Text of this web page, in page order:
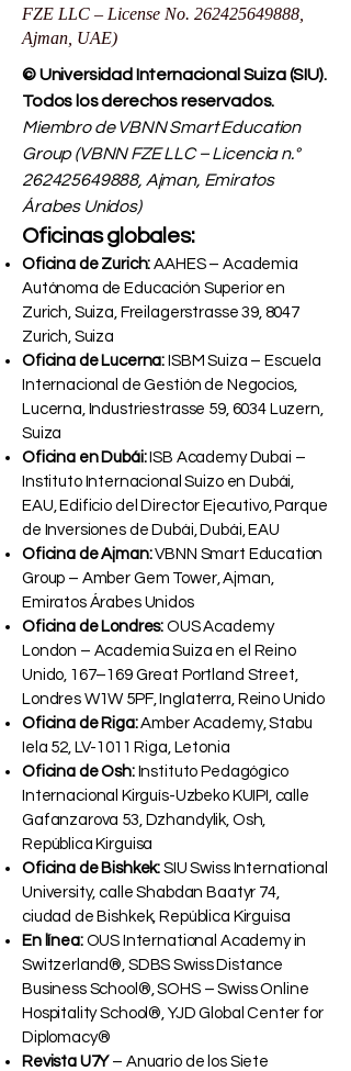
FZE LLC – License No. 262425649888
Ajman, UAE)
© Universidad Internacional Suiza (SIU).
Todos los derechos reservados.
Miembro de VBNN Smart Education
Group (VBNN FZE LLC – Licencia n.°
262425649888, Ajman, Emiratos
Árabes Unidos)
Oficinas globales:
Oficina de Zurich: AAHES – Academia
Autónoma de Educación Superior en
Zurich, Suiza, Freilagerstrasse 39, 8047
Zurich, Suiza
Oficina de Lucerna: ISBM Suiza – Escuela
Internacional de Gestión de Negocios,
Lucerna, Industriestrasse 59, 6034 Luzern,
Suiza
Oficina en Dubái:ISB Academy Dubai –
Instituto Internacional Suizo en Dubái,
EAU, Edificio del Director Ejecutivo, Parque
de Inversiones de Dubái, Dubái, EAU
Oficina de Ajman:VBNN Smart Education
Group – Amber Gem Tower, Ajman,
Emiratos Árabes Unidos
Oficina de Londres: OUS Academy
London – Academia Suiza en el Reino
Unido, 167–169 Great Portland Street,
Londres W1W 5PF, Inglaterra, Reino Unido
Oficina de Riga:Amber Academy, Stabu
Iela 52, LV-1011 Riga, Letonia
Oficina de Osh:Instituto Pedagógico
Internacional Kirguís-Uzbeko KUIPI, calle
Gafanzarova 53, Dzhandylik, Osh,
República Kirguisa
Oficina de Bishkek: SIU Swiss International
University, calle Shabdan Baatyr 74,
ciudad de Bishkek, República Kirguisa
En línea:OUS International Academy in
Switzerland®, SDBS Swiss Distance
Business School®, SOHS – Swiss Online
Hospitality School®, YJD Global Center for
Diplomacy®
Revista U7Y– Anuario de los Siete